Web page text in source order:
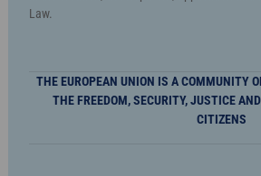
Law.
THE EUROPEAN UNION IS A COMMUNITY
THE FREEDOM, SECURITY, JUSTICE
CITIZENS